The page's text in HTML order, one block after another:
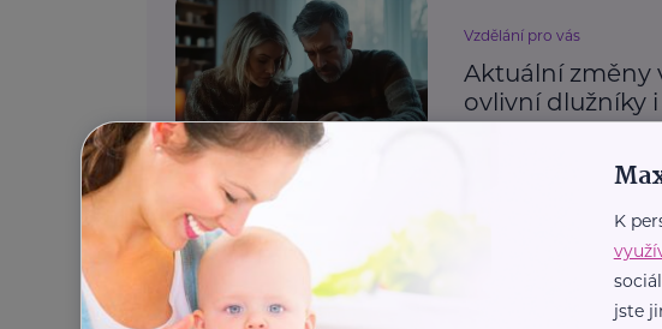
Vzdělání pro vás
Aktuální změny
ovlivní dlužníky
K
jste